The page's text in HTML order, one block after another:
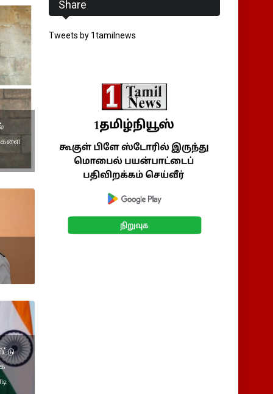
Share
Tweets by 1tamilnews